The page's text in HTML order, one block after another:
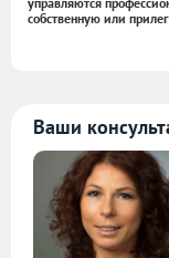
собственную или
Ваши